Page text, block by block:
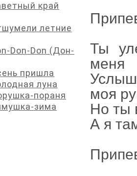
Ты
меня
моя
Но ты
А я
край
летние
Don-Don (Дон-
пришла
луна
пораня
зима